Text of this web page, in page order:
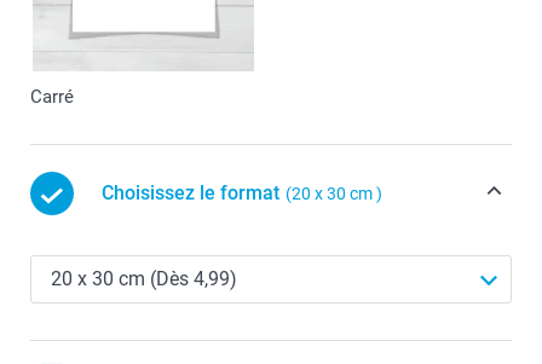
Carré
Choisissez le format (20 x 30 cm )